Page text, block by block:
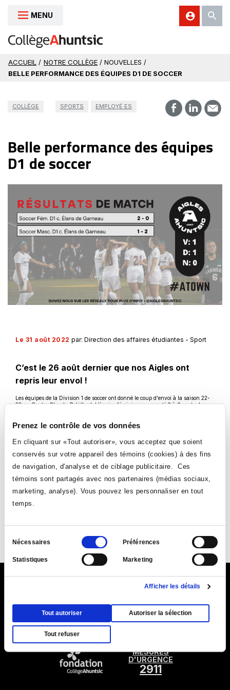
Prenez le contrôle de vos données
En cliquant sur «Tout autoriser», vous acceptez que soient
conservés sur votre appareil des témoins (cookies) à des fins
de navigation, d'analyse et de ciblage publicitaire. Ces
témoins sont partagés avec nos partenaires (médias sociaux,
marketing, analyse). Vous pouvez les personnaliser en tout
temps.
Sélection
consentement
Nécessaires Préférences
Statistiques Marketing
Afficher les détails
Tout autoriser Autoriser la sélection
Tout refuser
Aller au contenu
MENU
ACCUEIL / NOTRE COLLÈGE / NOUVELLES /
BELLE PERFORMANCE DES ÉQUIPES D1 DE SOCCER
COLLÈGE SPORTS EMPLOYÉ·ES
Belle performance des équipes
D1 de soccer
Le 31 août 2022 par: Direction des affaires étudiantes - Sport
C’est le 26 août dernier que nos Aigles ont
repris leur envol !
Les équipes de la Division 1 de soccer ont donné le coup d'envoi à la saison 22-
23 au Centre Claude-Robillard. L’équipe féminine a remporté 2 à 0 contre les
dans
nouvelle
fenêtre
Ce
lien
s'ouvrira
dans
nouvelle
Ce
dans
nouvelle
fenêtre
s'ouvrira
dans
une
nouvelle
fenêtre
9155, rue Saint-Hubert, Montréal (Québec) H2M 1Y8
Ce
dans
Plan du Collège (PDF)Ce
s'ouvrira
une
nouvelle
| Annuaire | Coordonnées et
horaires d'accueil
MESURES
D'URGENCE
2911